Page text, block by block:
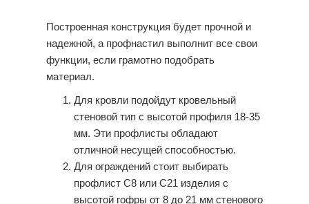
Построенная конструкция будет прочной и
надежной, а профнастил выполнит все свои
функции, если грамотно подобрать
материал.
Для кровли подойдут кровельный
стеновой тип с высотой профиля 18-35
мм. Эти профлисты обладают
отличной несущей способностью.
Для ограждений стоит выбирать
профлист С8 или С21 изделия с
высотой гофры от 8 до 21 мм стенового